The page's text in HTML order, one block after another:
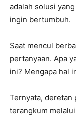
adalah solusi
ingin bertumbuh.
Saat mencul
pertanyaan. Apa
ini? Mengapa hal
Ternyata, deretan
terangkum